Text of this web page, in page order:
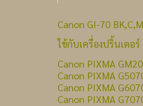
Canon GI-70
ใช้กับเครื่องปริ้นเตอ
Canon PIXMA
Canon PIXMA
Canon PIXMA
Canon PIXMA